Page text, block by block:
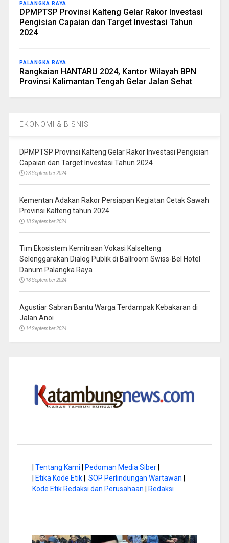
PALANGKA RAYA
DPMPTSP Provinsi Kalteng Gelar Rakor Investasi
Pengisian Capaian dan Target Investasi Tahun
2024
PALANGKA RAYA
Rangkaian HANTARU 2024, Kantor Wilayah BPN
Provinsi Kalimantan Tengah Gelar Jalan Sehat
EKONOMI & BISNIS
DPMPTSP Provinsi Kalteng Gelar Rakor Investasi Pengisian
Capaian dan Target Investasi Tahun 2024
23 September 2024
Kementan Adakan Rakor Persiapan Kegiatan Cetak Sawah
Provinsi Kalteng tahun 2024
18 September 2024
Tim Ekosistem Kemitraan Vokasi Kalselteng
Selenggarakan Dialog Publik di Ballroom Swiss-Bel Hotel
Danum Palangka Raya
18 September 2024
Agustiar Sabran Bantu Warga Terdampak Kebakaran di
Jalan Anoi
14 September 2024
Tentang Kami Pedoman Media Siber|
Etika Kode Etik| SOP Perlindungan Wartawan
Kode Etik Redaksi dan Perusahaan
Redaksi